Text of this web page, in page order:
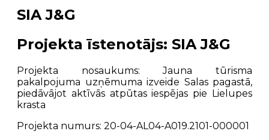
SIA J&G
Projekta īstenotājs: SIA J&G
Projekta nosaukums:Jauna tūrisma
pakalpojuma uzņēmuma izveide Salas pagastā,
piedāvājot aktīvās atpūtas iespējas pie Lielupes
krasta
Projekta numurs: 20-04-AL04-A019.2101-000001